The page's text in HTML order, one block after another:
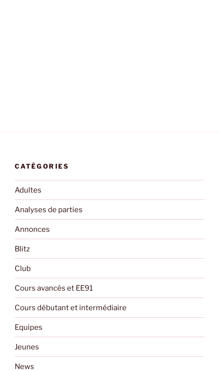
CATÉGORIES
Adultes
Analyses de parties
Annonces
Blitz
Club
Cours avancés et EE91
Cours débutant et intermédiaire
Equipes
Jeunes
News